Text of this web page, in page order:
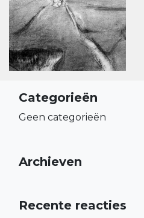
Categorieën
Geen categorieën
Archieven
Recente reacties